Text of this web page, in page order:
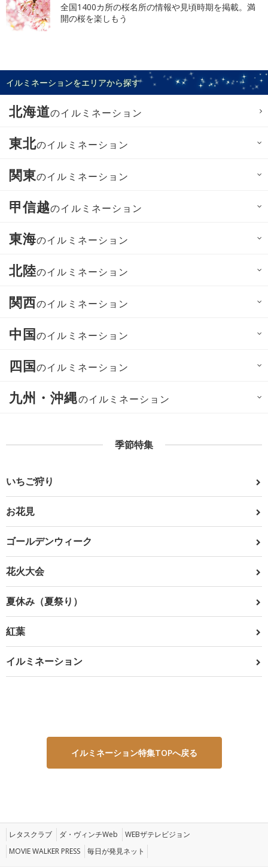
全国1400カ所の桜名所の情報や見頃時期を掲載。満
開の桜を楽しもう
イルミネーションをエリアから探す
北海道のイルミネーション
東北のイルミネーション
関東のイルミネーション
甲信越のイルミネーション
東海のイルミネーション
北陸のイルミネーション
関西のイルミネーション
中国のイルミネーション
四国のイルミネーション
九州・沖縄のイルミネーション
季節特集
いちご狩り
お花見
ゴールデンウィーク
花火大会
夏休み（夏祭り）
紅葉
イルミネーション
イルミネーション特集TOPへ戻る
レタスクラブ ダ・ヴィンチWeb
WEBザテレビジョン
MOVIE WALKER PRESS
毎日が発見ネット